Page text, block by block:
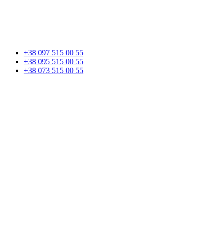
+38 097 515 00 55
+38 095 515 00 55
+38 073 515 00 55